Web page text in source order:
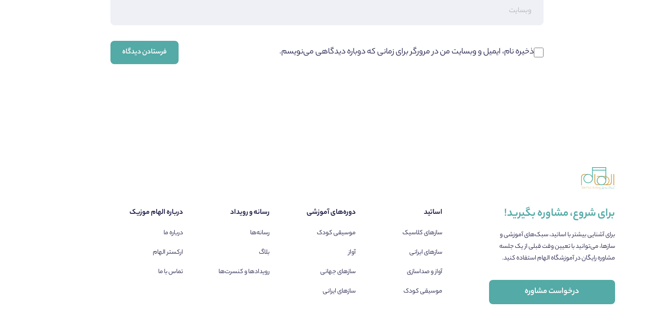
ذخیره نام، ایمیل و وبسایت من در مرورگر برای زمانی که دوباره دیدگاهی می‌نویسم.
برای شروع، مشاوره بگیرید!
برای آشنایی بیشتر با اساتید، سبک‌های آموزشی و
سازها، می‌توانید با تعیین وقت قبلی از یک جلسه
مشاوره رایگان در آموزشگاه الهام استفاده کنید.
درخواست مشاوره
اساتید
سازهای کلاسیک
سازهای ایرانی
آواز و صداسازی
موسیقی کودک
دوره‌های آموزشی
موسیقی کودک
آواز
سازهای جهانی
سازهای ایرانی
رسانه و رویداد
رسانه‌ها
بلاگ
رویدادها و کنسرت‌ها
درباره الهام موزیک
درباره ما
ارکستر الهام
تماس با ما